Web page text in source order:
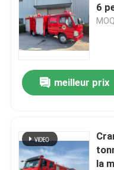
6
meilleur prix
la